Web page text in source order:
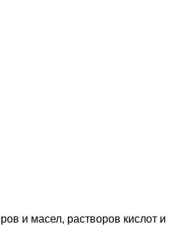
и масел, растворов кислот и